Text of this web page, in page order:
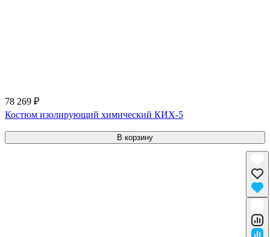
78 269 ₽
Костюм изолирующий химический КИХ-5
В корзину